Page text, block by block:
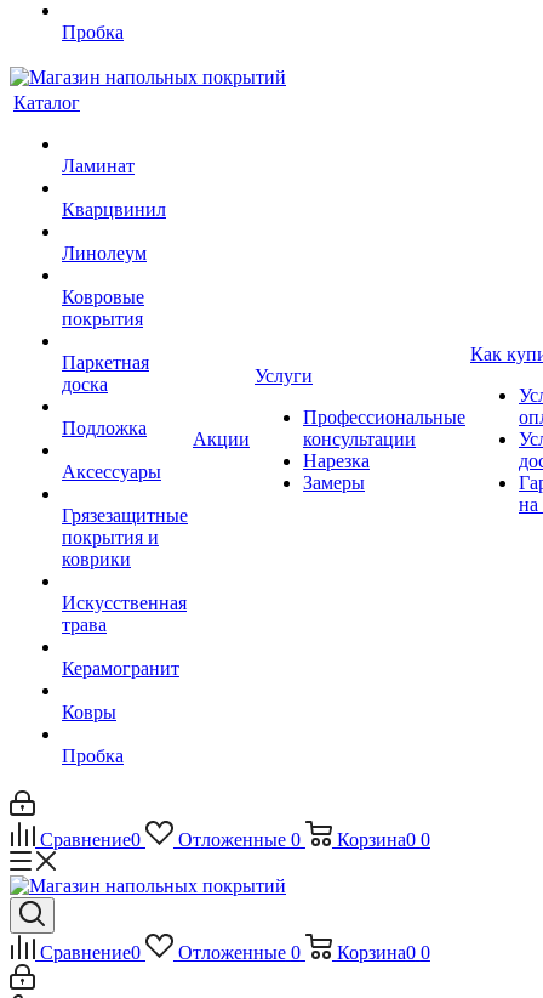
Пробка
Каталог
Ламинат
Кварцвинил
Линолеум
Ковровые
покрытия
Паркетная
доска
Подложка
Аксессуары
Грязезащитные
покрытия и
коврики
Искусственная
трава
Керамогранит
Ковры
Пробка
Акции
Услуги
Профессиональные
консультации
Нарезка
Замеры
Как
на
Сравнение0 Отложенные 0 Корзина0 0
Сравнение0 Отложенные 0 Корзина0 0